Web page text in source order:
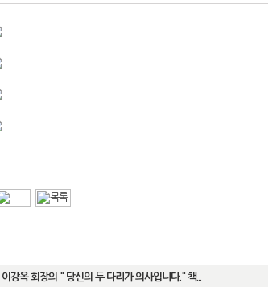
이강옥 회장의 " 당신의 두 다리가 의사입니다." 책...